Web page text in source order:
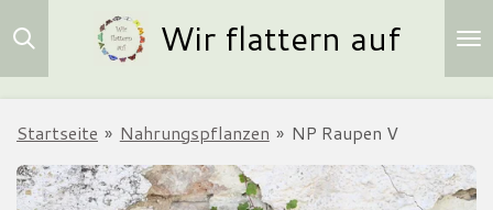
Zum
Hauptinhalt
Wir flattern auf
Startseite » Nahrungspflanzen » NP Raupen V